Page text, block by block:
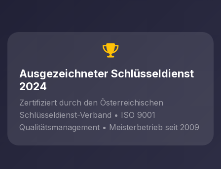
Ausgezeichneter Schlüsseldienst
2024
Zertifiziert durch den Österreichischen
Schlüsseldienst-Verband • ISO 9001
Qualitätsmanagement • Meisterbetrieb seit 2009